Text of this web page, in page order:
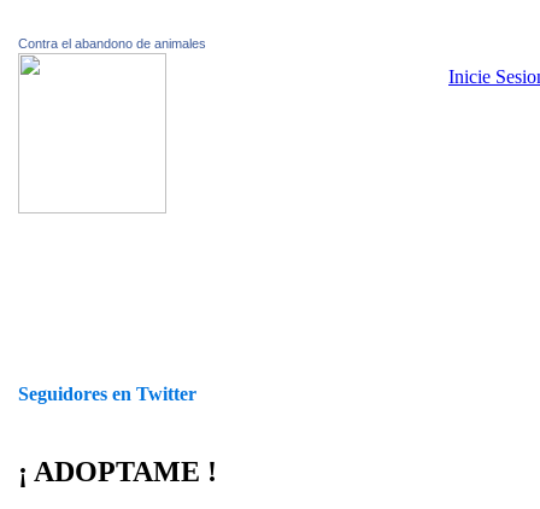
Contra el abandono de animales
Seguidores en Twitter
¡ ADOPTAME !
Inicie